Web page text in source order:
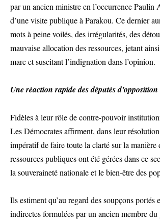
par un ancien ministre en l’occurrence Paulin
d’une visite publique à Parakou. Ce dernier
mots à peine voilés, des irrégularités, des
mauvaise allocation des ressources, jetant
mare et suscitant l’indignation dans l’opinion.
Une réaction rapide des députés d’opposition
Fidèles à leur rôle de contre-pouvoir
Les Démocrates affirment, dans leur
impératif de faire toute la clarté sur la manière
ressources publiques ont été gérées dans ce
la souveraineté nationale et le bien-être des
Ils estiment qu’au regard des soupçons portés
indirectes formulées par un ancien membre